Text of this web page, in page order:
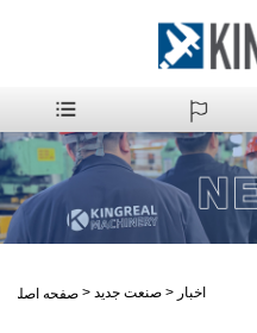
صفحه اصلی > اخبار > صنعت جدید